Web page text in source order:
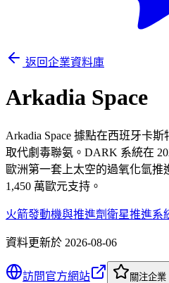
返回企業資料庫
Arkadia Space
Arkadia Space 據點在西班牙卡
取代劇毒聯氨。DARK 系統在
歐洲第一套上太空的過氧化氫推
1,450 萬歐元支持。
火箭發動機與推進劑衛星推進系
資料更新於 2026-08-06
訪問官方網站 關注企業